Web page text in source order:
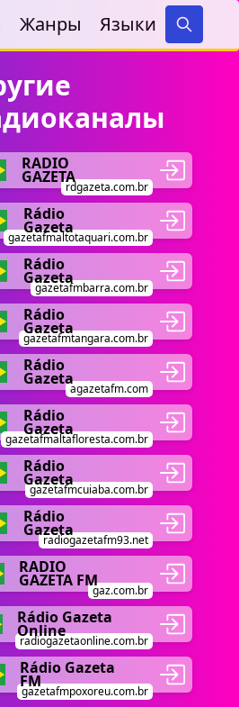
Жанры Языки
Search
RADIO
GAZETA
rdgazeta.com.br
Rádio
Gazeta
gazetafmaltotaquari.com.br
Rádio
Gazeta
gazetafmbarra.com.br
Rádio
Gazeta
gazetafmtangara.com.br
Rádio
Gazeta
agazetafm.com
Rádio
Gazeta
gazetafmaltafloresta.com.br
Rádio
Gazeta
gazetafmcuiaba.com.br
Rádio
Gazeta
radiogazetafm93.net
RADIO
GAZETA FM
gaz.com.br
Rádio Gazeta
Online
radiogazetaonline.com.br
Rádio Gazeta
FM
gazetafmpoxoreu.com.br